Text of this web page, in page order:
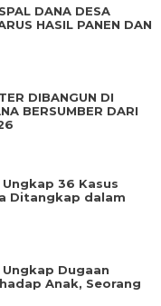
DANA DESA
HASIL PANEN DAN
DIBANGUN DI
BERSUMBER DARI
36 Kasus
Ditangkap dalam
Dugaan
Anak, Seorang